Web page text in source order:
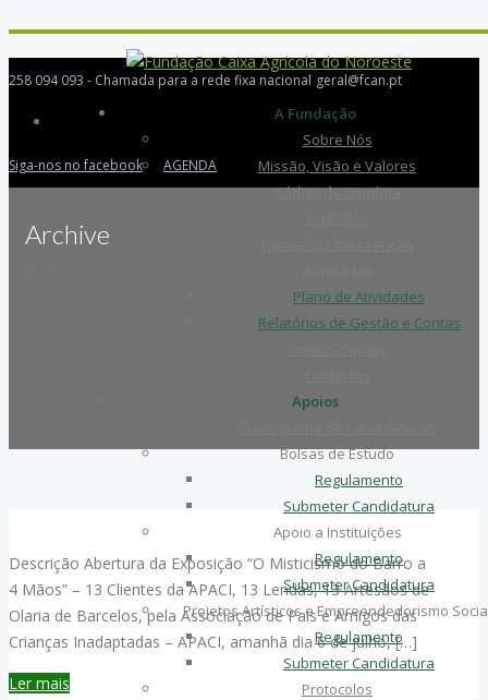
258 094 093 - Chamada para a rede fixa nacional geral@fcan.pt
Siga-nos no facebook AGENDA
A Fundação
Sobre Nós
Missão, Visão e Valores
Código de Conduta
Plano de Atividades
Relatórios de Gestão e Contas
Apoios
Bolsas de Estudo
Regulamento
Submeter Candidatura
Apoio a Instituições
Regulamento
Submeter Candidatura
Projetos Artísticos e Empreendedorismo
Regulamento
Submeter Candidatura
Protocolos
Archive
Descrição Abertura da Exposição “O Misticismo do Barro a
4 Mãos” – 13 Clientes da APACI, 13 Lendas, 13 Artesãos de
Olaria de Barcelos, pela Associação de Pais e Amigos das
Crianças Inadaptadas – APACI, amanhã dia 6 de julho, […]
Ler mais